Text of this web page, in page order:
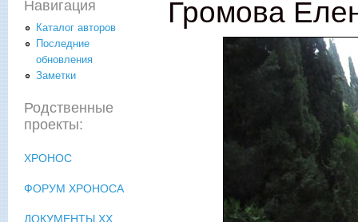
Громова
Навигация
Каталог авторов
Последние
обновления
Заметки
Родственные
проекты:
ХРОНОС
ФОРУМ ХРОНОСА
ДОКУМЕНТЫ XX